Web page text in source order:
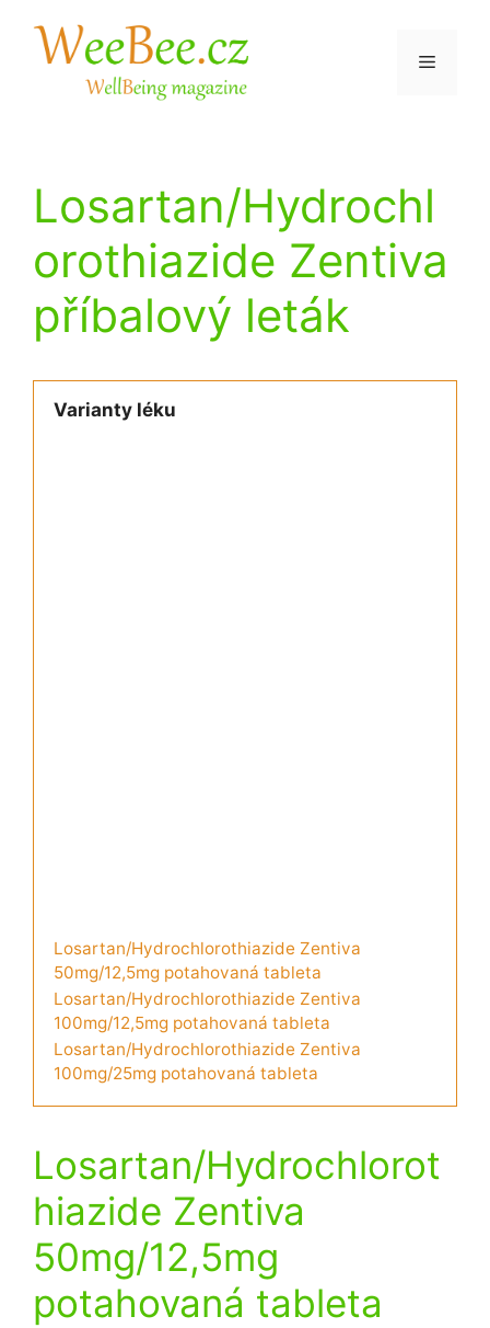
obsah
Menu
Losartan/Hydrochl
orothiazide Zentiva
příbalový leták
Varianty léku
Losartan/Hydrochlorothiazide Zentiva
50mg/12,5mg potahovaná tableta
Losartan/Hydrochlorothiazide Zentiva
100mg/12,5mg potahovaná tableta
Losartan/Hydrochlorothiazide Zentiva
100mg/25mg potahovaná tableta
Losartan/Hydrochlorot
hiazide Zentiva
50mg/12,5mg
potahovaná tableta